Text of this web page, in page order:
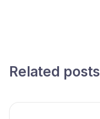
Related posts